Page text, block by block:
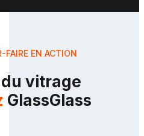
FAIRE EN ACTION
vitrage
GlassGlass